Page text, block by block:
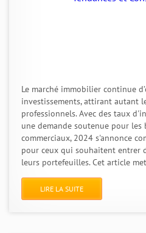
Le marché immobilier continue
investissements, attirant autant
professionnels. Avec des taux
une demande soutenue pour
commerciaux, 2024 s'annonce
pour ceux qui souhaitent entrer
leurs portefeuilles. Cet article
LIRE LA SUITE